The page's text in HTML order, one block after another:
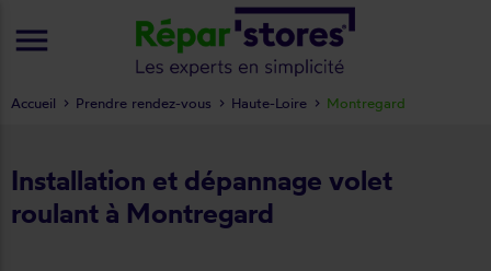
Installation et dépannage volet
roulant à Montregard
Accueil Prendre rendez-vous Haute-Loire Montregard
menu